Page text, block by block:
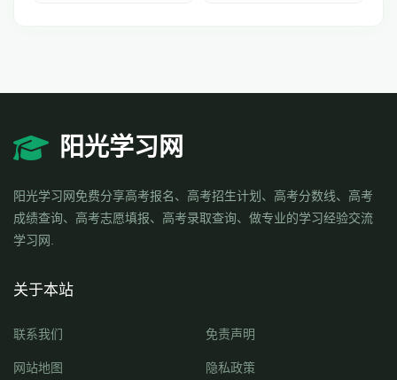
阳光学习网
阳光学习网免费分享高考报名、高考招生计划、高考分数线、高考
成绩查询、高考志愿填报、高考录取查询、做专业的学习经验交流
学习网.
关于本站
联系我们 免责声明
网站地图 隐私政策